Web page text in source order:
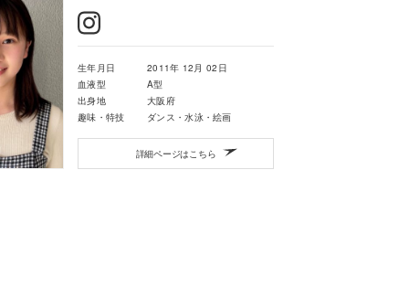
生年月日
2011年 12月 02日
血液型
A型
出身地
大阪府
趣味・特技
ダンス・水泳・絵画
詳細ページはこちら